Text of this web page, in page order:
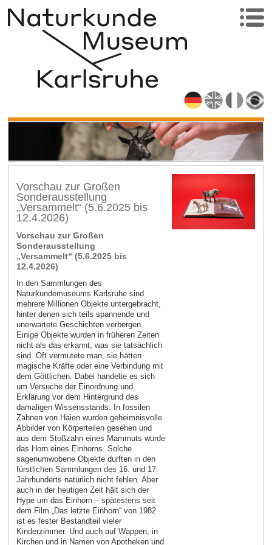
Vorschau zur Großen
Sonderausstellung
„Versammelt“ (5.6.2025 bis
12.4.2026)
Vorschau zur Großen
Sonderausstellung
„Versammelt“ (5.6.2025 bis
12.4.2026)
In den Sammlungen des
Naturkundemuseums Karlsruhe sind
mehrere Millionen Objekte untergebracht,
hinter denen sich teils spannende und
unerwartete Geschichten verbergen.
Einige Objekte wurden in früheren Zeiten
nicht als das erkannt, was sie tatsächlich
sind. Oft vermutete man, sie hätten
magische Kräfte oder eine Verbindung mit
dem Göttlichen. Dabei handelte es sich
um Versuche der Einordnung und
Erklärung vor dem Hintergrund des
damaligen Wissensstands. In fossilen
Zähnen von Haien wurden geheimnisvolle
Abbilder von Körperteilen gesehen und
aus dem Stoßzahn eines Mammuts wurde
das Horn eines Einhorns. Solche
sagenumwobene Objekte durften in den
fürstlichen Sammlungen des 16. und 17.
Jahrhunderts natürlich nicht fehlen. Aber
auch in der heutigen Zeit hält sich der
Hype um das Einhorn – spätestens seit
dem Film „Das letzte Einhorn“ von 1982
ist es fester Bestandteil vieler
Kinderzimmer. Und auch auf Wappen, in
Kirchen und in Namen von Apotheken und